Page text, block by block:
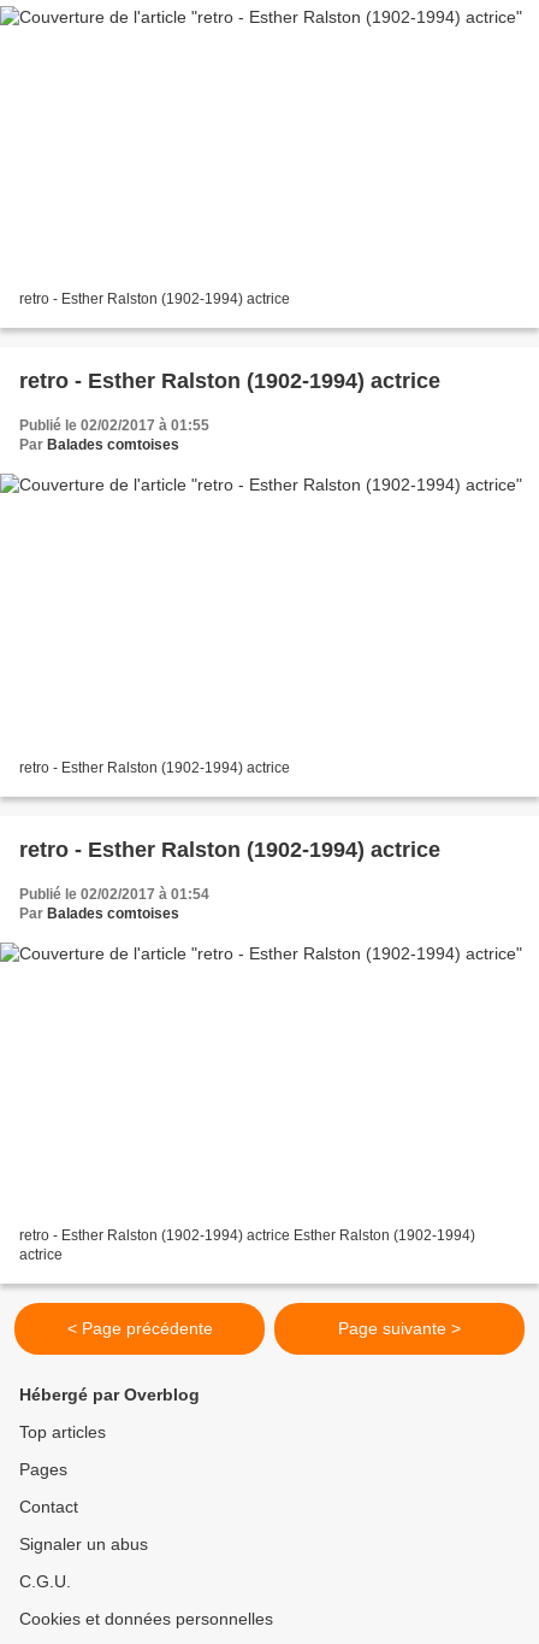
retro - Esther Ralston (1902-1994) actrice
retro - Esther Ralston (1902-1994) actrice
Publié le 02/02/2017 à 01:55
Par Balades comtoises
retro - Esther Ralston (1902-1994) actrice
retro - Esther Ralston (1902-1994) actrice
Publié le 02/02/2017 à 01:54
Par Balades comtoises
retro - Esther Ralston (1902-1994) actrice Esther Ralston (1902-1994)
actrice
< Page précédente Page suivante >
Hébergé par Overblog
Top articles
Pages
Contact
Signaler un abus
C.G.U.
Cookies et données personnelles